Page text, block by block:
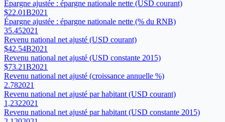
Épargne ajustée : épargne nationale nette (USD courant)
$22.01B2021
Épargne ajustée : épargne nationale nette (% du RNB)
35.452021
Revenu national net ajusté (USD courant)
$42.54B2021
Revenu national net ajusté (USD constante 2015)
$73.21B2021
Revenu national net ajusté (croissance annuelle %)
2.782021
Revenu national net ajusté par habitant (USD courant)
1,2322021
Revenu national net ajusté par habitant (USD constante 2015)